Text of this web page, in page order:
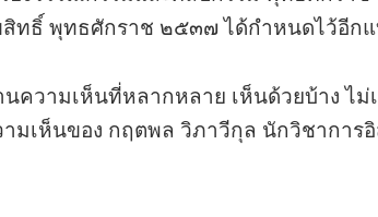
ทธิ์ พุทธศักราช ๒๕๓๗ ได้กำหนดไว้อีก
านความเห็นที่หลากหลาย เห็นด้วยบ้าง ไ
มเห็นของ กฤตพล วิภาวีกุล นักวิชาการ